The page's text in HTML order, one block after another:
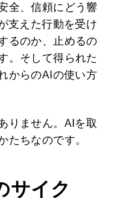
全、信頼にどう響
支えた行動を受け
るのか、止めるの
。そして得られた
からのAIの使い方
りません。AIを取
たちなのです。
サイク